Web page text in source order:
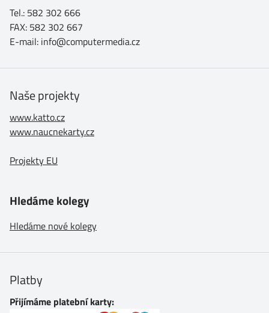
Tel.: 582 302 666
FAX: 582 302 667
E-mail: info@computermedia.cz
Naše projekty
www.katto.cz
www.naucnekarty.cz
Projekty EU
Hledáme kolegy
Hledáme nové kolegy
Platby
Přijímáme platební karty: